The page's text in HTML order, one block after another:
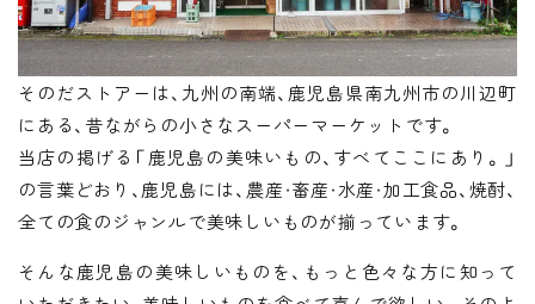
そのだストアーは、九州の南端、鹿児島県南九州市の川辺町
にある、昔ながらの小さなスーパーマーケットです。
当店の掲げる「鹿児島の美味いもの、すべてここにあり。」
の言葉どおり、鹿児島には、農産・畜産・水産・加工食品、焼酎、
全ての食のジャンルで美味しいものが揃っています。
そんな鹿児島の美味しいものを、もっと色々な方に知って